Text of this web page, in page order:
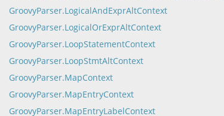
GroovyParser.LogicalAndExprAltContext
GroovyParser.LogicalOrExprAltContext
GroovyParser.LoopStatementContext
GroovyParser.LoopStmtAltContext
GroovyParser.MapContext
GroovyParser.MapEntryContext
GroovyParser.MapEntryLabelContext